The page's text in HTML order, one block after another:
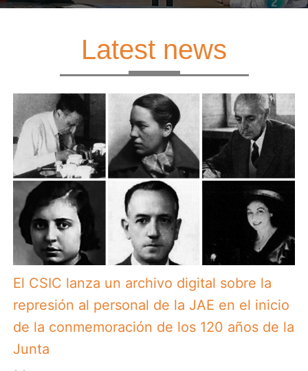
Latest news
El CSIC lanza un archivo digital sobre la
represión al personal de la JAE en el inicio
de la conmemoración de los 120 años de la
Junta